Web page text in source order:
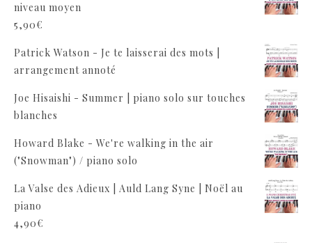
niveau moyen
5,90€
Patrick Watson - Je te laisserai des mots |
arrangement annoté
Joe Hisaishi - Summer | piano solo sur touches
blanches
Howard Blake - We're walking in the air
("Snowman") / piano solo
La Valse des Adieux | Auld Lang Syne | Noël au
piano
4,90€